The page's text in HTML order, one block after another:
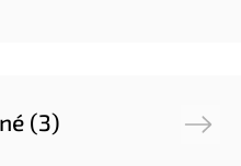
(3) Next